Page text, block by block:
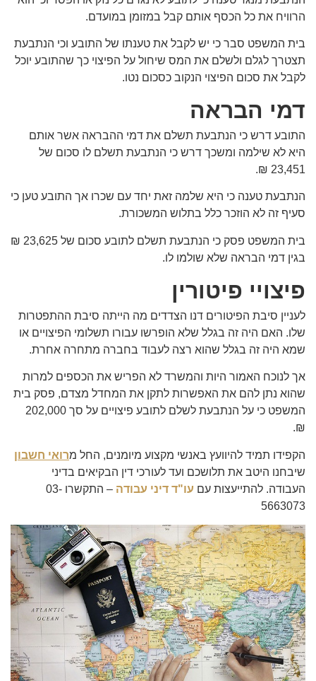
הרוויח את כל הכסף אותם קבל במזומן במועדם.
בית המשפט סבר כי יש לקבל את טענתו של התובע וכי הנתבעת
תצטרך לגלם ולשלם את המס שיחול על הפיצוי כך שהתובע יוכל
לקבל את סכום הפיצוי הנקוב כסכום נטו.
דמי הבראה
התובע דרש כי הנתבעת תשלם את דמי ההבראה אשר אותם
היא לא שילמה ומשכך דרש כי הנתבעת תשלם לו סכום של
23,451 ₪.
הנתבעת טענה כי היא שלמה זאת יחד עם שכרו אך התובע טען כי
סעיף זה לא הוזכר כלל בתלוש המשכורת.
בית המשפט פסק כי הנתבעת תשלם לתובע סכום של 23,625 ₪
בגין דמי הבראה שלא שולמו לו.
פיצויי פיטורין
לעניין סיבת הפיטורים דנו הצדדים מה הייתה סיבת ההתפטרות
שלו. האם היה זה בגלל שלא הופרשו עבורו תשלומי הפיצויים או
שמא היה זה בגלל שהוא רצה לעבוד בחברה מתחרה אחרת.
אך לנוכח האמור היות והמשרד לא הפריש את הכספים למרות
שהוא נתן להם את האפשרות לתקן את המחדל מצדם, פסק בית
המשפט כי על הנתבעת לשלם לתובע פיצויים על סך 202,000
₪.
הקפידו תמיד להיוועץ באנשי מקצוע מיומנים, החל מרואי חשבון
שיבחנו היטב את תלושכם ועד לעורכי דין הבקיאים בדיני
העבודה. להתייעצות עם עו"ד דיני עבודה
– התקשרו 03-
5663073